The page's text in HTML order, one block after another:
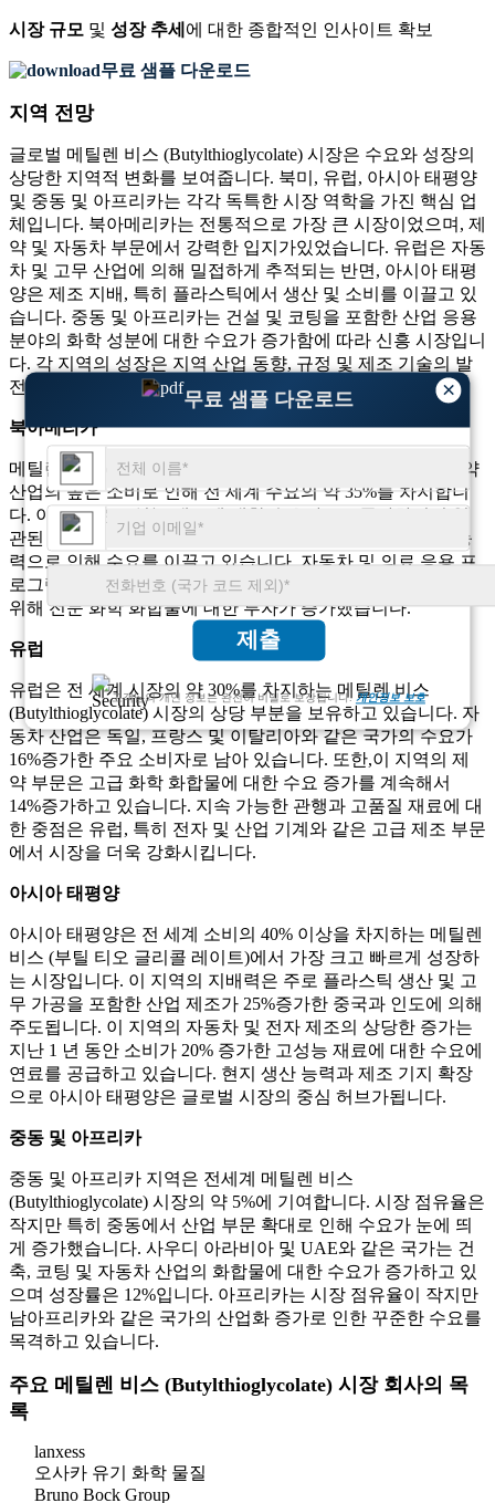
×
무료 샘플 다운로드
제출
고객님의 개인 정보는 완전히 비밀로 보장됩니다. 개인정보 보호
시장 규모 및 성장 추세 에 대한 종합적인 인사이트 확보
무료 샘플 다운로드
지역 전망
글로벌 메틸렌 비스 (Butylthioglycolate) 시장은 수요와 성장의
상당한 지역적 변화를 보여줍니다. 북미, 유럽, 아시아 태평양
및 중동 및 아프리카는 각각 독특한 시장 역학을 가진 핵심 업
체입니다. 북아메리카는 전통적으로 가장 큰 시장이었으며, 제
약 및 자동차 부문에서 강력한 입지가있었습니다. 유럽은 자동
차 및 고무 산업에 의해 밀접하게 추적되는 반면, 아시아 태평
양은 제조 지배, 특히 플라스틱에서 생산 및 소비를 이끌고 있
습니다. 중동 및 아프리카는 건설 및 코팅을 포함한 산업 응용
분야의 화학 성분에 대한 수요가 증가함에 따라 신흥 시장입니
다. 각 지역의 성장은 지역 산업 동향, 규정 및 제조 기술의 발
전에 영향을받습니다.
북아메리카
메틸렌 비스 (Butylthioglycolate)의 북미 시장은 자동차 및 제약
산업의 높은 소비로 인해 전 세계 수요의 약 35%를 차지합니
다. 이 지역은 고성능 재료에 대한 수요가 18%증가하면서 일
관된 성장을 보였습니다. 미국은 강력한 제약 산업과 제조 능
력으로 인해 수요를 이끌고 있습니다. 자동차 및 의료 응용 프
로그램은 시장 확장의 주요 동인이며,이 부문의 성능 향상을
위해 전문 화학 화합물에 대한 투자가 증가했습니다.
유럽
유럽은 전 세계 시장의 약 30%를 차지하는 메틸렌 비스
(Butylthioglycolate) 시장의 상당 부분을 보유하고 있습니다. 자
동차 산업은 독일, 프랑스 및 이탈리아와 같은 국가의 수요가
16%증가한 주요 소비자로 남아 있습니다. 또한,이 지역의 제
약 부문은 고급 화학 화합물에 대한 수요 증가를 계속해서
14%증가하고 있습니다. 지속 가능한 관행과 고품질 재료에 대
한 중점은 유럽, 특히 전자 및 산업 기계와 같은 고급 제조 부문
에서 시장을 더욱 강화시킵니다.
아시아 태평양
아시아 태평양은 전 세계 소비의 40% 이상을 차지하는 메틸렌
비스 (부틸 티오 글리콜 레이트)에서 가장 크고 빠르게 성장하
는 시장입니다. 이 지역의 지배력은 주로 플라스틱 생산 및 고
무 가공을 포함한 산업 제조가 25%증가한 중국과 인도에 의해
주도됩니다. 이 지역의 자동차 및 전자 제조의 상당한 증가는
지난 1 년 동안 소비가 20% 증가한 고성능 재료에 대한 수요에
연료를 공급하고 있습니다. 현지 생산 능력과 제조 기지 확장
으로 아시아 태평양은 글로벌 시장의 중심 허브가됩니다.
중동 및 아프리카
중동 및 아프리카 지역은 전세계 메틸렌 비스
(Butylthioglycolate) 시장의 약 5%에 기여합니다. 시장 점유율은
작지만 특히 중동에서 산업 부문 확대로 인해 수요가 눈에 띄
게 증가했습니다. 사우디 아라비아 및 UAE와 같은 국가는 건
축, 코팅 및 자동차 산업의 화합물에 대한 수요가 증가하고 있
으며 성장률은 12%입니다. 아프리카는 시장 점유율이 작지만
남아프리카와 같은 국가의 산업화 증가로 인한 꾸준한 수요를
목격하고 있습니다.
주요 메틸렌 비스 (Butylthioglycolate) 시장 회사의 목
록
lanxess
오사카 유기 화학 물질
Bruno Bock Group